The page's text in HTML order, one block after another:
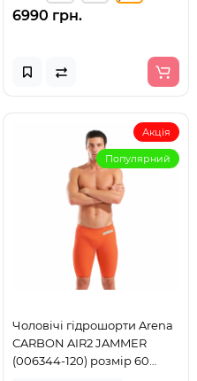
6990 грн.
Акція
Популярний
Чоловічі гідрошорти Arena
CARBON AIR2 JAMMER
(006344-120) розмір 60